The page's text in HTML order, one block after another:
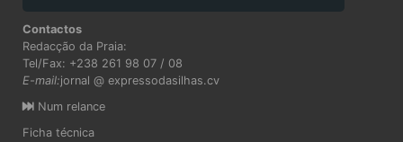
Contactos
Redacção da Praia:
Tel/Fax: +238 261 98 07 / 08
E-mail:jornal @ expressodasilhas.cv
Num relance
Ficha técnica